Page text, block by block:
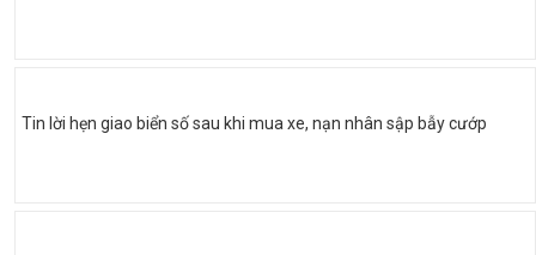
Tin lời hẹn giao biển số sau khi mua xe, nạn nhân sập bẫy cướp